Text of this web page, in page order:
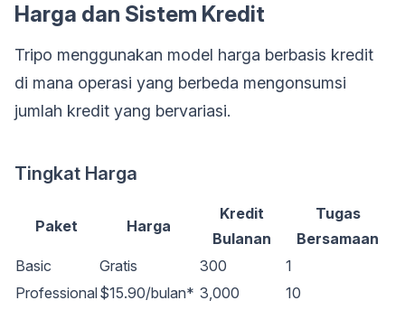
Harga dan Sistem Kredit
Tripo menggunakan model harga berbasis kredit
di mana operasi yang berbeda mengonsumsi
jumlah kredit yang bervariasi.
Tingkat Harga
Paket Harga
Kredit
Bulanan
Tugas
Bersamaan
Basic
Gratis 300
1
Professional$15.90/bulan* 3,000
10